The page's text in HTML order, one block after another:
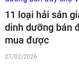
11 loại hải sản
dinh dưỡng bán
mua được
27/02/2026